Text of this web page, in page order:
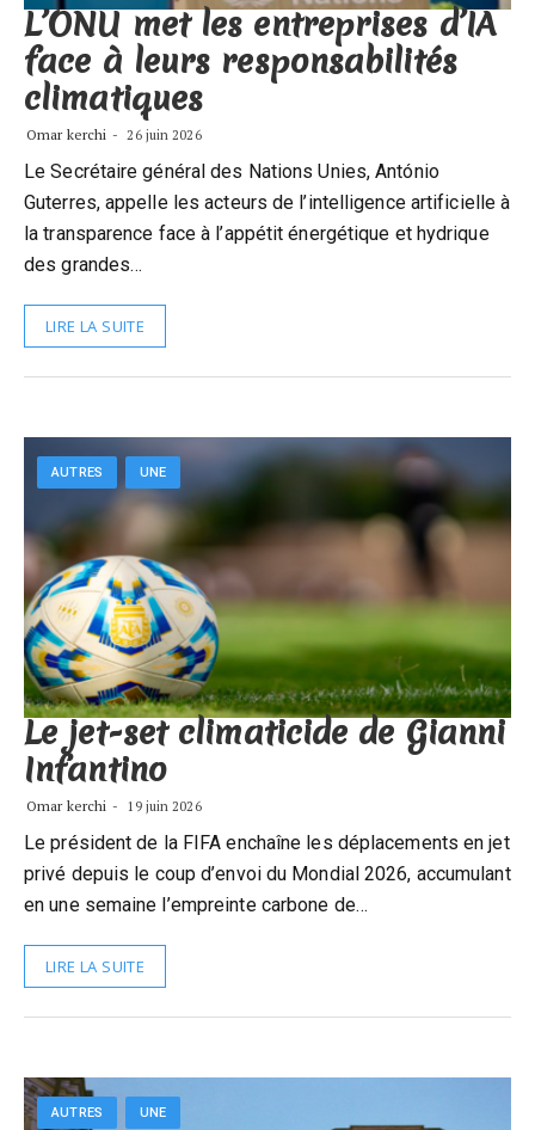
L’ONU met les entreprises d’IA
face à leurs responsabilités
climatiques
Omar kerchi 26 juin 2026
Le Secrétaire général des Nations Unies, António
Guterres, appelle les acteurs de l’intelligence artificielle à
la transparence face à l’appétit énergétique et hydrique
des grandes…
LIRE LA SUITE
AUTRES UNE
Le jet-set climaticide de Gianni
Infantino
Omar kerchi 19 juin 2026
Le président de la FIFA enchaîne les déplacements en jet
privé depuis le coup d’envoi du Mondial 2026, accumulant
en une semaine l’empreinte carbone de…
LIRE LA SUITE
AUTRES UNE